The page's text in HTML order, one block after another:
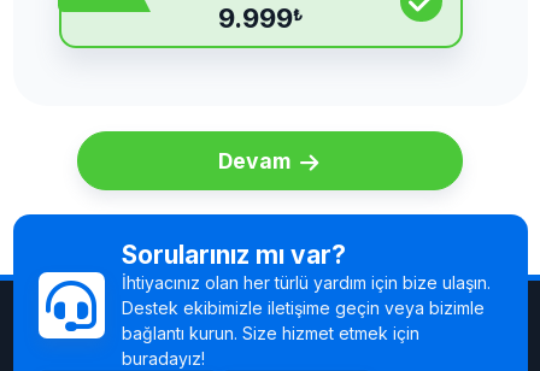
9.999₺
Devam
Sorularınız mı var?
İhtiyacınız olan her türlü yardım için bize ulaşın.
Destek ekibimizle iletişime geçin veya bizimle
bağlantı kurun. Size hizmet etmek için
buradayız!